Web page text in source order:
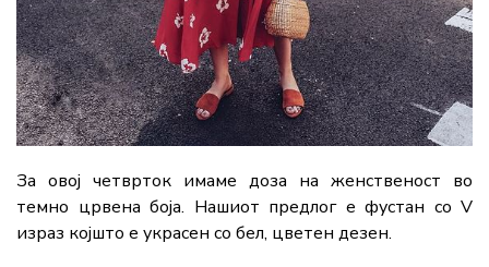
За овој четврток имаме доза на женственост во
темно црвена боја. Нашиот предлог е фустан со V
израз којшто е украсен со бел, цветен дезен.